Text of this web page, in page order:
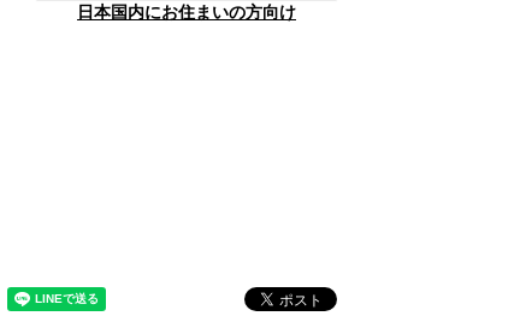
日本国内にお住まいの方向け